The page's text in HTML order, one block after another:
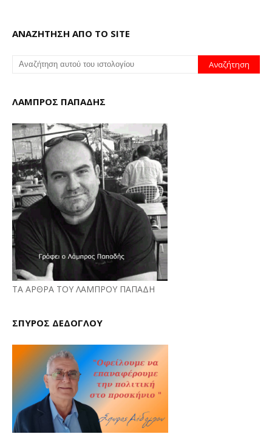
ΑΝΑΖΗΤΗΣΗ ΑΠΟ ΤΟ SITE
ΛΑΜΠΡΟΣ ΠΑΠΑΔΗΣ
ΤΑ ΑΡΘΡΑ ΤΟΥ ΛΑΜΠΡΟΥ ΠΑΠΑΔΗ
ΣΠΥΡΟΣ ΔΕΔΟΓΛΟΥ